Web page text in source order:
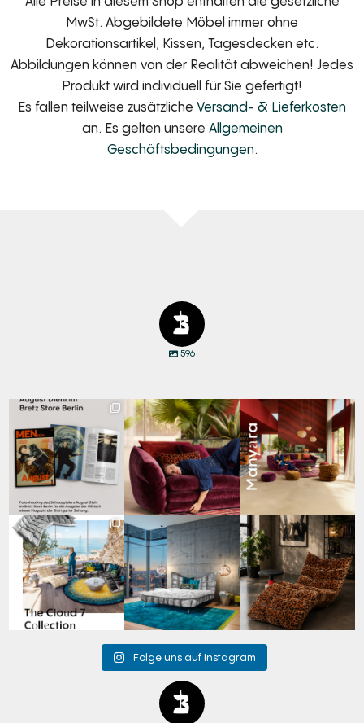
MwSt. Abgebildete Möbel immer ohne
Dekorationsartikel, Kissen, Tagesdecken etc.
Abbildungen können von der Realität abweichen! Jedes
Produkt wird individuell für Sie gefertigt!
Es fallen teilweise zusätzliche Versand- & Lieferkosten
an. Es gelten unsere Allgemeinen
Geschäftsbedingungen.
596
und Design:
Schauspieler August...
42 7
Den Kopf anlehnen. Die
Gedanken auf Reisen...
69 2
Manyara. Inspiriert von
der Weite Afrikas....
59 2
Für jeden Lieblingsplatz
die passende Cloud.
☁️...
63 1
Cloud 7 – nicht nur zum
Sitzen, sondern auch
zum...
151 3
A bold statement. A
quiet retreat.
Mit unserem...
205 4
Folge uns auf Instagram